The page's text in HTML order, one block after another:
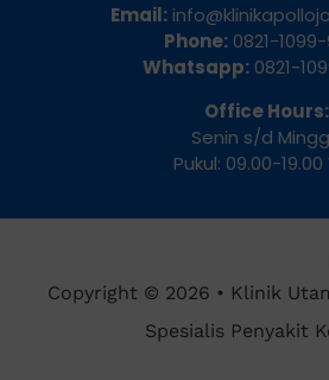
Email:
Phone:0821-
Whatsapp:0821-
Office Hours:
Senin s/d
Pukul: 09.00-19.00
Copyright © 2026 • Klinik
Spesialis Penyakit